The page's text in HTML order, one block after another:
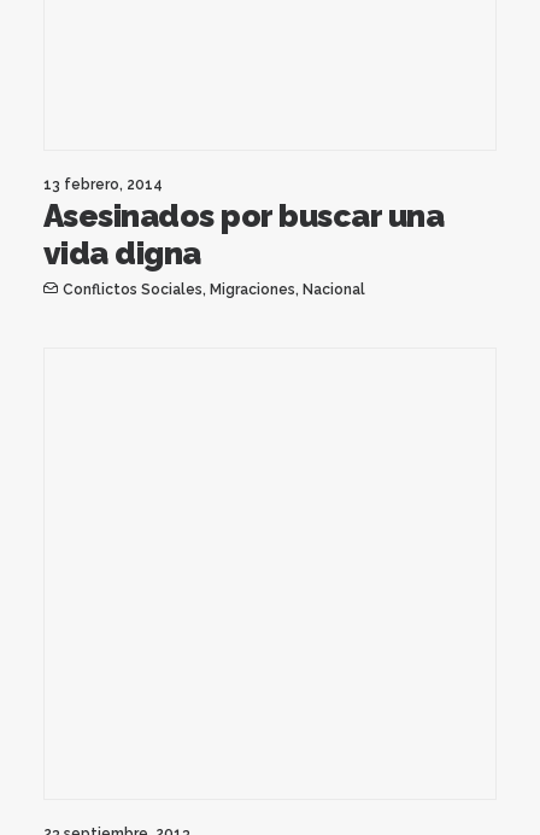
13 febrero, 2014
Asesinados por buscar una
vida digna
Conflictos Sociales, Migraciones, Nacional